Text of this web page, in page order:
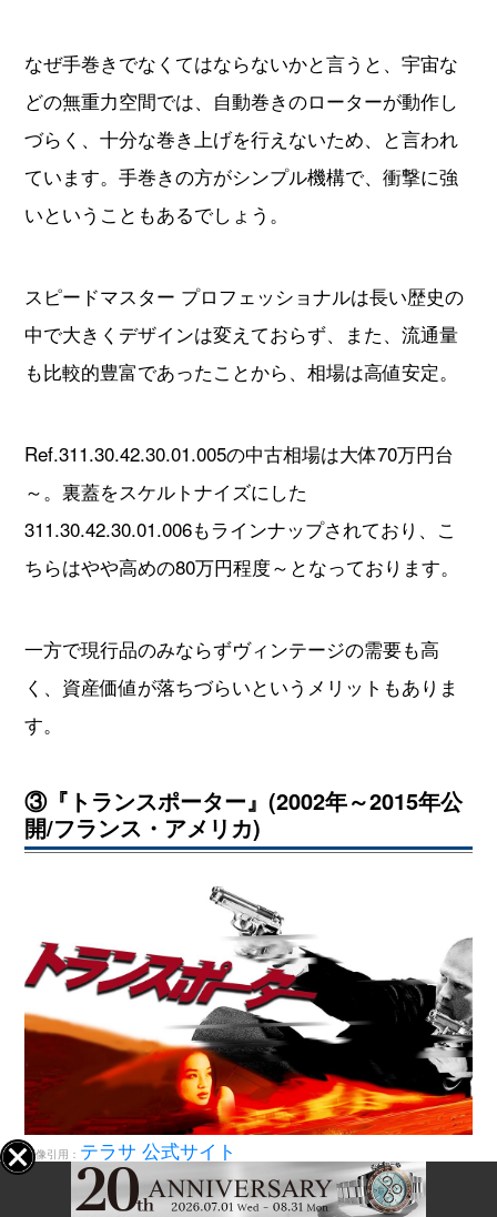
なぜ手巻きでなくてはならないかと言うと、宇宙な
どの無重力空間では、自動巻きのローターが動作し
づらく、十分な巻き上げを行えないため、と言われ
ています。手巻きの方がシンプル機構で、衝撃に強
いということもあるでしょう。
スピードマスター プロフェッショナルは長い歴史の
中で大きくデザインは変えておらず、また、流通量
も比較的豊富であったことから、相場は高値安定。
Ref.311.30.42.30.01.005の中古相場は大体70万円台
～。裏蓋をスケルトナイズにした
311.30.42.30.01.006もラインナップされており、こ
ちらはやや高めの80万円程度～となっております。
一方で現行品のみならずヴィンテージの需要も高
く、資産価値が落ちづらいというメリットもありま
す。
③『トランスポーター』(2002年～2015年公
開/フランス・アメリカ)
画像引用： テラサ 公式サイト